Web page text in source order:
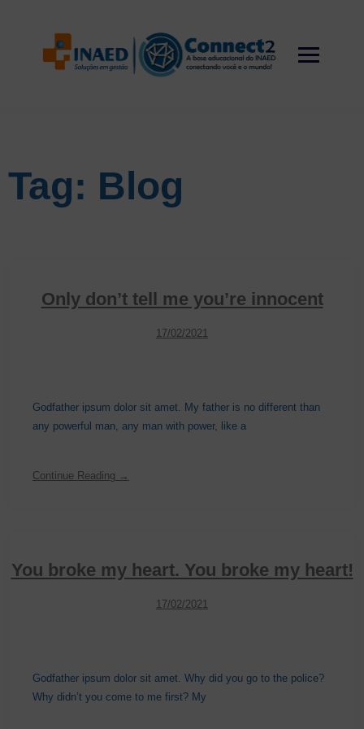
Tag: Blog
Only don’t tell me you’re innocent
17/02/2021
Godfather ipsum dolor sit amet. My father is no different than
any powerful man, any man with power, like a
Continue Reading →
You broke my heart. You broke my heart!
17/02/2021
Godfather ipsum dolor sit amet. Why did you go to the police?
Why didn’t you come to me first? My